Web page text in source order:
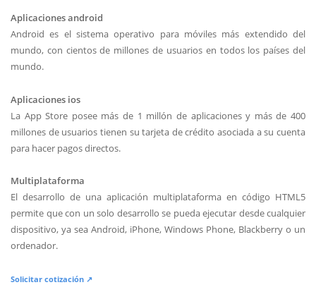
Aplicaciones android
Android es el sistema operativo para móviles más extendido del
mundo, con cientos de millones de usuarios en todos los países del
mundo.
Aplicaciones ios
La App Store posee más de 1 millón de aplicaciones y más de 400
millones de usuarios tienen su tarjeta de crédito asociada a su cuenta
para hacer pagos directos.
Multiplataforma
El desarrollo de una aplicación multiplataforma en código HTML5
permite que con un solo desarrollo se pueda ejecutar desde cualquier
dispositivo, ya sea Android, iPhone, Windows Phone, Blackberry o un
ordenador.
Solicitar cotización ↗